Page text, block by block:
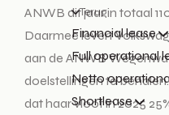
Terug
Financial lease
Full operational
Netto
Shortlease
ANWB dit jaar in totaal
Daarmee levert
aan de ANWB
doelstellingen te
dat haar vloot in 2025